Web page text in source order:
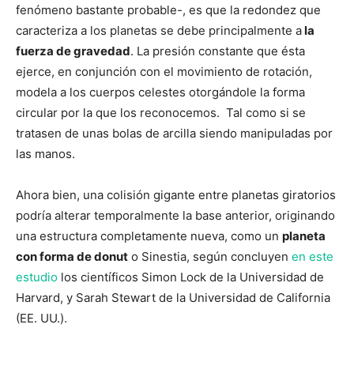
fenómeno bastante probable-, es que la redondez que
caracteriza a los planetas se debe principalmente ala
fuerza de gravedad. La presión constante que ésta
ejerce, en conjunción con el movimiento de rotación,
modela a los cuerpos celestes otorgándole la forma
circular por la que los reconocemos. Tal como si se
tratasen de unas bolas de arcilla siendo manipuladas por
las manos.
Ahora bien, una colisión gigante entre planetas giratorios
podría alterar temporalmente la base anterior, originando
una estructura completamente nueva, como un planeta
con forma de donut o Sinestia, según concluyen en este
estudio los científicos Simon Lock de la Universidad de
Harvard, y Sarah Stewart de la Universidad de California
(EE. UU.).